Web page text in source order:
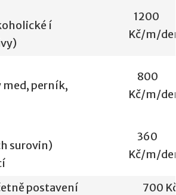
í
1200
Kč/m/den
med, perník,
800
Kč/m/den
surovin)
360
Kč/m/den
postavení
700 Kč